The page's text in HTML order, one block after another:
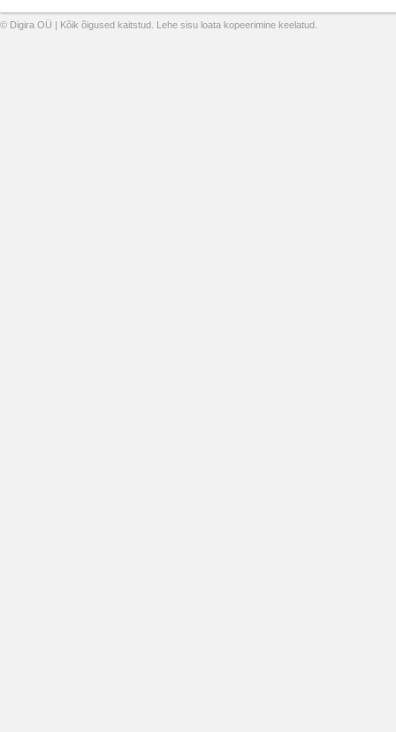
© Digira OÜ | Kõik õigused kaitstud. Lehe sisu loata kopeerimine keelatud.